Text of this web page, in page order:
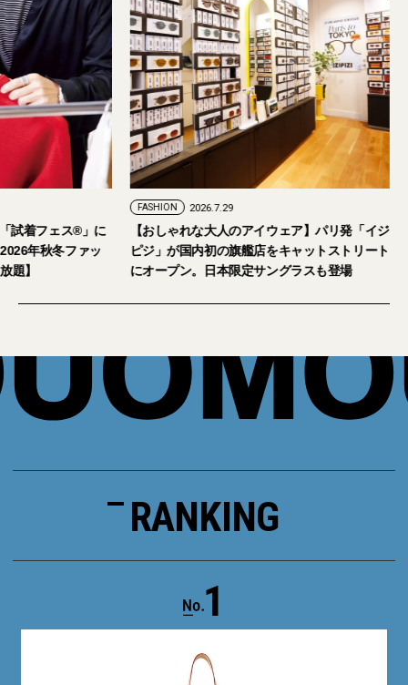
2026年9月5日・6日開催。「試着フェス®︎」に
読者の皆さまをご招待。【2026年秋冬ファッ
ション＆美容アイテム試し放題】
【おしゃれな大人
ピジ」が国内初の
にオープン。日本
RANKING
1